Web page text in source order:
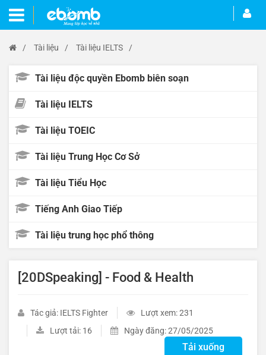
/ Tài liệu / Tài liệu IELTS /
Tài liệu độc quyền Ebomb biên soạn
Tài liệu IELTS
Tài liệu TOEIC
Tài liệu Trung Học Cơ Sở
Tài liệu Tiểu Học
Tiếng Anh Giao Tiếp
Tài liệu trung học phổ thông
[20DSpeaking] - Food & Health
Tác giả: IELTS Fighter
Lượt xem: 231
Lượt tải: 16
Ngày đăng: 27/05/2025
Tải xuống